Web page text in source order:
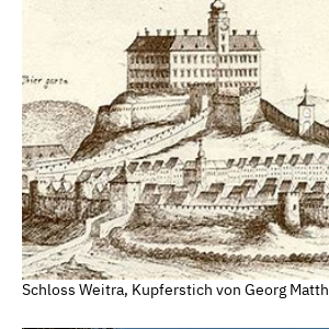
Schloss Weitra, Kupferstich von Georg